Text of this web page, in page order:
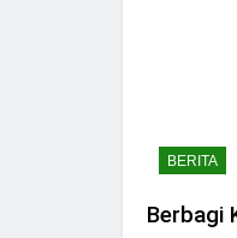
BERITA
Berbagi